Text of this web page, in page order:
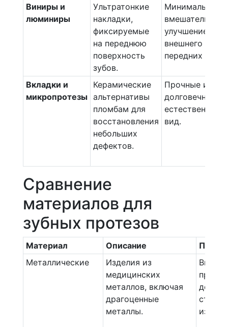
Виниры и
люминиры
Ультратонкие
накладки,
фиксируемые
на переднюю
поверхность
зубов.
Минимальное
улучшение
внешнего вида
передних
Вкладки и
микропротезы
Керамические
альтернативы
пломбам для
восстановления
небольших
дефектов.
Прочные и
долговечные,
естественный
вид.
Сравнение
материалов для
зубных протезов
Материал Описание
Металлические
Изделия из
медицинских
металлов, включая
драгоценные
металлы.
износу.